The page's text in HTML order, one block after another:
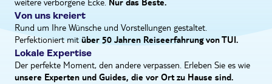
Nur das Beste.
Von uns kreiert
Rund um Ihre Wünsche und Vorstellungen gestaltet.
Perfektioniert mit über 50 Jahren Reiseerfahrung von TUI.
Lokale Expertise
Der perfekte Moment, den andere verpassen. Erleben Sie es wie
unsere Experten und Guides, die vor Ort zu Hause sind.